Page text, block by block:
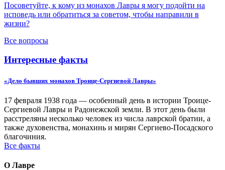
Посоветуйте, к кому из монахов Лавры я могу подойти на
исповедь или обратиться за советом, чтобы направили в
жизни?
Все вопросы
Интересные факты
«Дело бывших монахов Троице-Сергиевой Лавры»
17 февраля 1938 года — особенный день в истории Троице-
Сергиевой Лавры и Радонежской земли. В этот день были
расстреляны несколько человек из числа лаврской братии, а
также духовенства, монахинь и мирян Сергиево-Посадского
благочиния.
Все факты
О Лавре